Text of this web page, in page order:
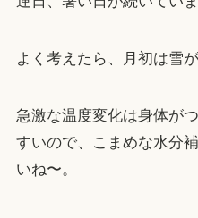
よく考えたら、月初は雪
急激な温度変化は身体が
すいので、こまめな水分
いね〜。